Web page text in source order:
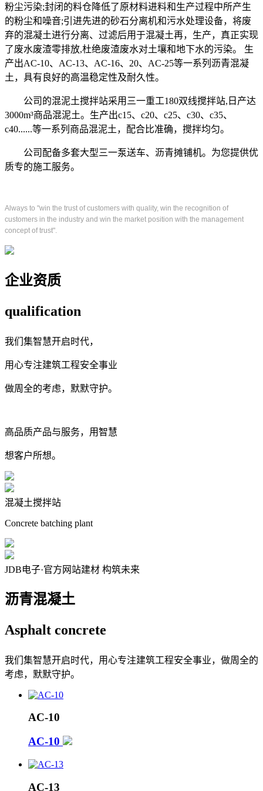
粉尘污染;封闭的料仓降低了原材料进料和生产过程中所产生
的粉尘和噪音;引进先进的砂石分离机和污水处理设备，将废
弃的混凝土进行分离、过滤后用于混凝土再，生产，真正实现
了废水废渣零排放,杜绝废渣废水对土壤和地下水的污染。 生
产出AC-10、AC-13、AC-16、20、AC-25等一系列沥青混凝
土，具有良好的高温稳定性及耐久性。
公司的混泥土搅拌站采用三一重工180双线搅拌站,日产达
3000m³商品混泥土。生产出c15、c20、c25、c30、c35、
c40......等一系列商品混泥土，配合比准确，搅拌均匀。
公司配备多套大型三一泵送车、沥青摊铺机。为您提供优
质专的施工服务。
Always to "win the trust of customers with quality, win the recognition of
customers in the industry and win the market position with the management
concept of trust".
企业资质
qualification
我们集智慧开启时代，
用心专注建筑工程安全事业
做周全的考虑，默默守护。
高品质产品与服务，用智慧
想客户所想。
混凝土搅拌站
Concrete batching plant
JDB电子·官方网站建材 构筑未来
沥青混凝土
Asphalt concrete
我们集智慧开启时代，用心专注建筑工程安全事业，做周全的
考虑，默默守护。
AC-10
AC-10
AC-13